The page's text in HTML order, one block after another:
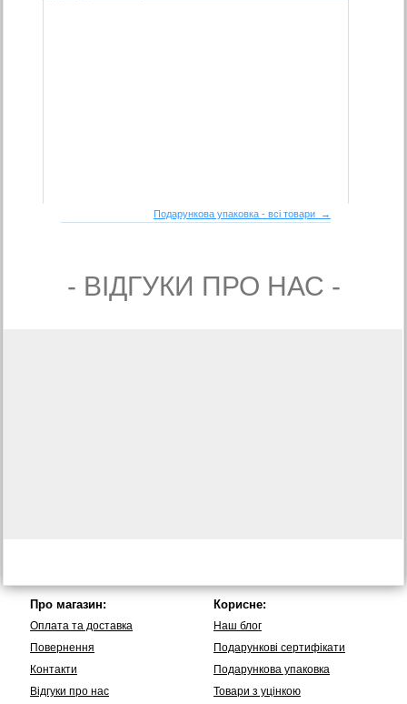
Подарункова упаковка - всі товари →
- ВIДГУКИ ПРО НАС -
Про магазин:
Оплата та доставка
Повернення
Контакти
Вiдгуки про нас
Корисне:
Наш блог
Подарункові сертифікати
Подарункова упаковка
Товари з уцінкою